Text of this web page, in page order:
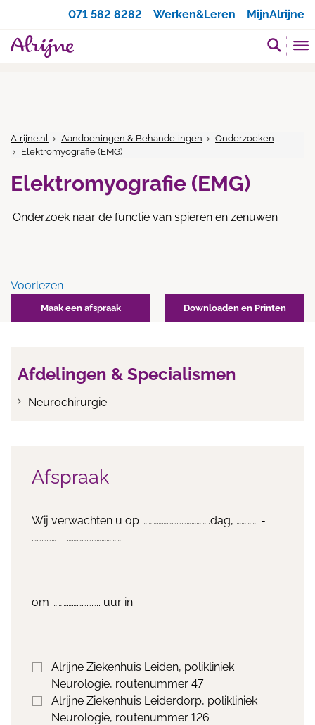
071 582 8282
Werken&Leren MijnAlrijne
Alrijne.nl Aandoeningen & Behandelingen
Onderzoeken
Elektromyografie (EMG)
Elektromyografie (EMG)
Onderzoek naar de functie van spieren en zenuwen
Voorlezen
Maak een afspraak Downloaden en Printen
Afdelingen & Specialismen
Neurochirurgie
Afspraak
Wij verwachten u op …………………………………..dag, …………. -
…………… - ……………………………..
om ……………………….. uur in
Alrijne Ziekenhuis Leiden, polikliniek
Neurologie, routenummer 47
Alrijne Ziekenhuis Leiderdorp, polikliniek
Neurologie, routenummer 126